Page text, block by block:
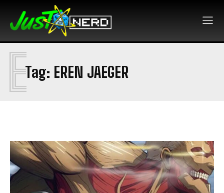
Tag: EREN JAEGER
E